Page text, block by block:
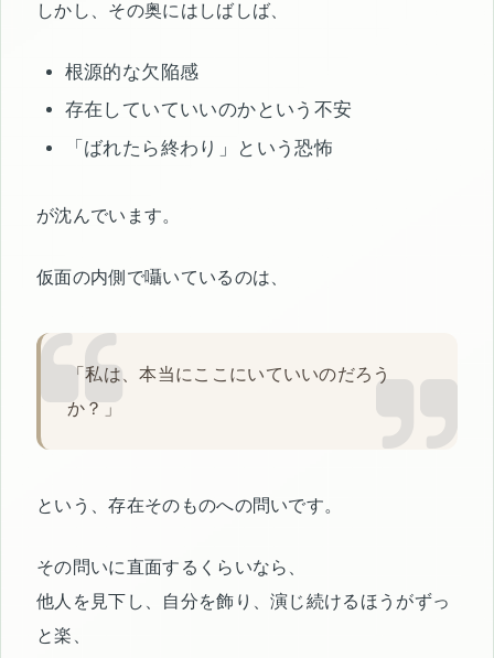
しかし、その奥にはしばしば、
根源的な欠陥感
存在していていいのかという不安
「ばれたら終わり」という恐怖
が沈んでいます。
仮面の内側で囁いているのは、
「私は、本当にここにいていいのだろう
か？」
という、存在そのものへの問いです。
その問いに直面するくらいなら、
他人を見下し、自分を飾り、演じ続けるほうがずっ
と楽、